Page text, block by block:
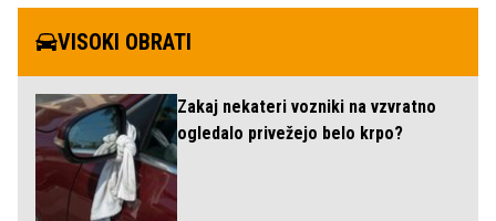
VISOKI OBRATI
Zakaj nekateri vozniki na vzvratno
ogledalo privežejo belo krpo?